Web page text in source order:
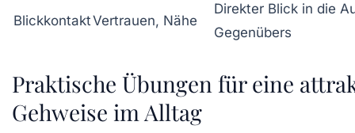
BlickkontaktVertrauen, Nähe
Direkter Blick in die
Gegenübers
Praktische Übungen für eine
Gehweise im Alltag